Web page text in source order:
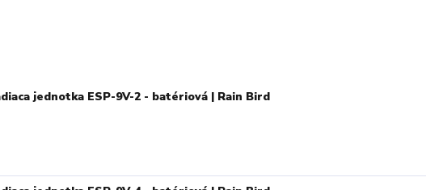
jednotka ESP-9V-2 - batériová | Rain Bird